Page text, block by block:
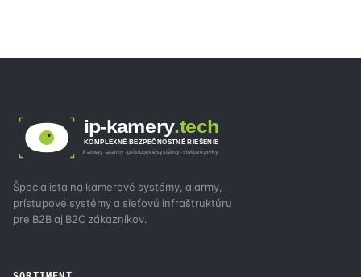
ip-kamery.tech
KOMPLEXNÉ BEZPEČNOSTNÉ RIEŠENIE
kamery · alarmy · prístupové systémy · sieťové prvky
Špecialista na kamerové systémy, alarmy,
prístupové systémy a sieťovú infraštruktúru
pre B2B aj B2C zákazníkov.